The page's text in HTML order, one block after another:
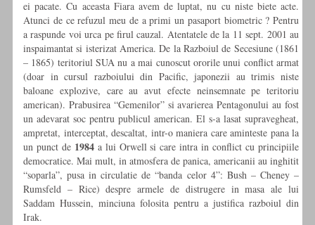
ei pacate. Cu aceasta Fiara avem de luptat, nu cu niste biete acte.
Atunci de ce refuzul meu de a primi un pasaport biometric ? Pentru
a raspunde voi urca pe firul cauzal. Atentatele de la 11 sept. 2001 au
inspaimantat si isterizat America. De la Razboiul de Secesiune (1861
– 1865) teritoriul SUA nu a mai cunoscut ororile unui conflict armat
(doar in cursul razboiului din Pacific, japonezii au trimis niste
baloane explozive, care au avut efecte neinsemnate pe teritoriu
american). Prabusirea “Gemenilor” si avarierea Pentagonului au fost
un adevarat soc pentru publicul american. El s-a lasat supravegheat,
ampretat, interceptat, descaltat, intr-o maniera care aminteste pana la
un punct de1984a lui Orwell si care intra in conflict cu principiile
democratice. Mai mult, in atmosfera de panica, americanii au inghitit
“soparla”, pusa in circulatie de “banda celor 4”: Bush – Cheney –
Rumsfeld – Rice) despre armele de distrugere in masa ale lui
Saddam Hussein, minciuna folosita pentru a justifica razboiul din
Irak.